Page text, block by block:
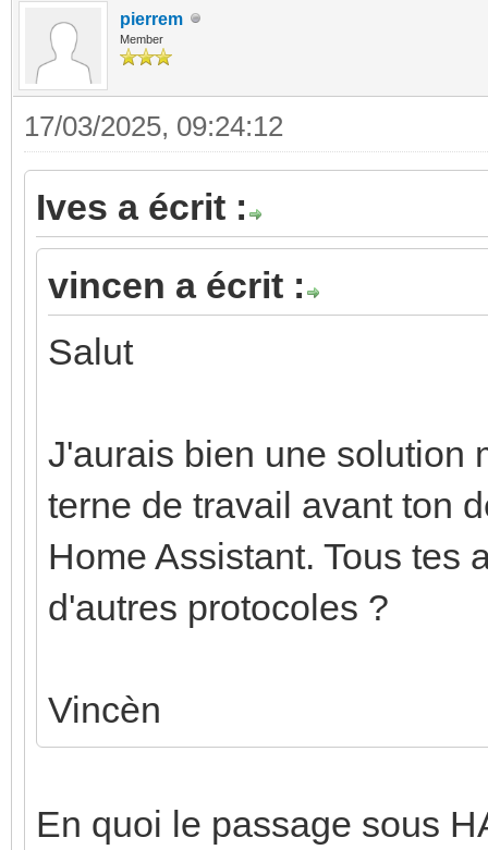
pierrem
Member
17/03/2025, 09:24:12
Ives a écrit :
vincen a écrit :
Salut
J'aurais bien une solution
terne de travail avant ton
Home Assistant. Tous tes
d'autres protocoles ?
Vincèn
En quoi le passage sous